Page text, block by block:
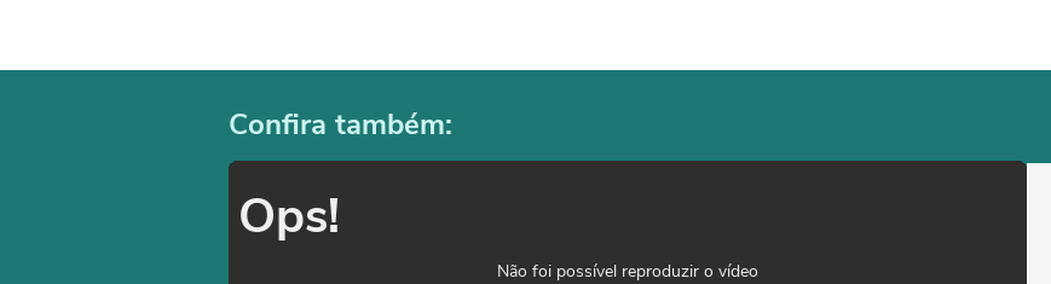
Confira também:
Ops!
Não foi possível reproduzir o vídeo